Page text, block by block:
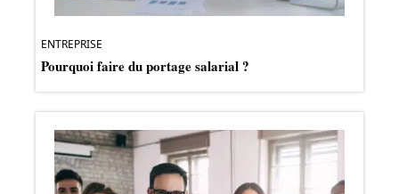
ENTREPRISE
Pourquoi faire du portage salarial ?